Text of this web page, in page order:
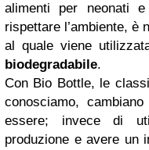
alimenti per neonati
rispettare l’ambiente, è
al quale viene
biodegradabile.
Con Bio Bottle, le
conosciamo,
essere; invece di
produzione e avere un